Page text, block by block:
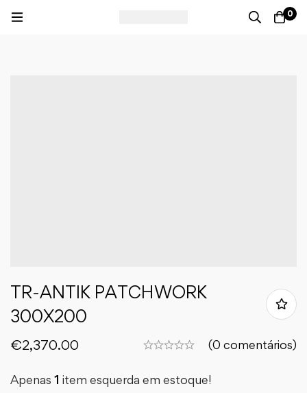
0
TR-ANTIK PATCHWORK
300X200
€2,370.00 (0 comentários)
Apenas 1 item esquerda em estoque!